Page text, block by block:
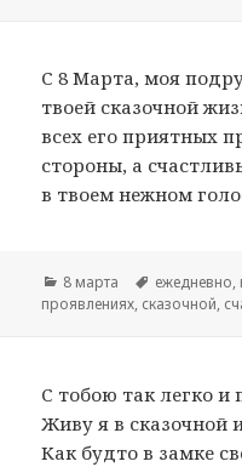
С 8 Марта, моя
твоей сказочной
всех его приятных
стороны, а
в твоем нежном
Рубрики
8 марта Метки
ежедневно,
проявлениях, сказочной,
С тобою так легко и
Живу я в сказочной
Как будто в замке